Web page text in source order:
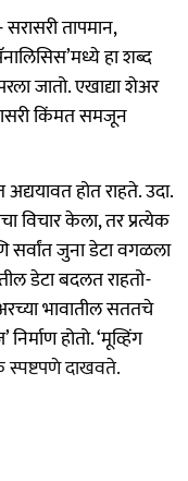
तापमान,
हा शब्द
जातो. एखाद्या शेअर
किंमत समजून
होत राहते. उदा.
विचार केला, तर प्रत्येक
सर्वांत जुना डेटा वगळला
डेटा बदलत राहतो-
भावातील सततचे
होतो. ‘मूव्हिंग
स्पष्टपणे दाखवते.